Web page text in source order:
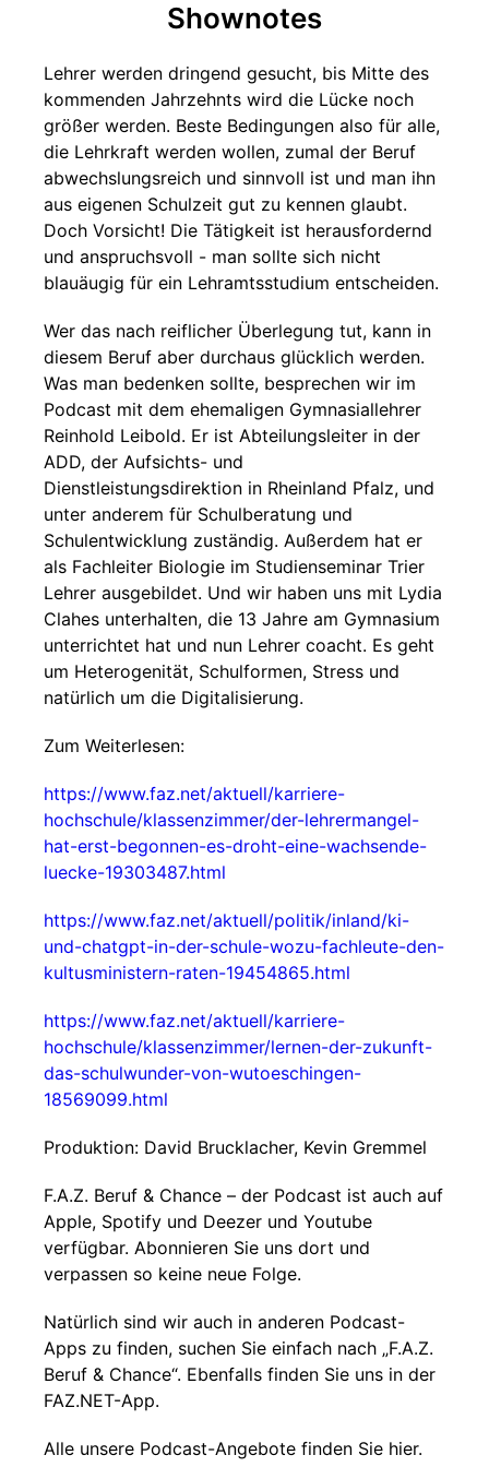
Shownotes
Lehrer werden dringend gesucht, bis Mitte des
kommenden Jahrzehnts wird die Lücke noch
größer werden. Beste Bedingungen also für alle,
die Lehrkraft werden wollen, zumal der Beruf
abwechslungsreich und sinnvoll ist und man ihn
aus eigenen Schulzeit gut zu kennen glaubt.
Doch Vorsicht! Die Tätigkeit ist herausfordernd
und anspruchsvoll - man sollte sich nicht
blauäugig für ein Lehramtsstudium entscheiden.
Wer das nach reiflicher Überlegung tut, kann in
diesem Beruf aber durchaus glücklich werden.
Was man bedenken sollte, besprechen wir im
Podcast mit dem ehemaligen Gymnasiallehrer
Reinhold Leibold. Er ist Abteilungsleiter in der
ADD, der Aufsichts- und
Dienstleistungsdirektion in Rheinland Pfalz, und
unter anderem für Schulberatung und
Schulentwicklung zuständig. Außerdem hat er
als Fachleiter Biologie im Studienseminar Trier
Lehrer ausgebildet. Und wir haben uns mit Lydia
Clahes unterhalten, die 13 Jahre am Gymnasium
unterrichtet hat und nun Lehrer coacht. Es geht
um Heterogenität, Schulformen, Stress und
natürlich um die Digitalisierung.
Zum Weiterlesen:
https://www.faz.net/aktuell/karriere-
hochschule/klassenzimmer/der-lehrermangel-
hat-erst-begonnen-es-droht-eine-wachsende-
luecke-19303487.html
https://www.faz.net/aktuell/politik/inland/ki-
und-chatgpt-in-der-schule-wozu-fachleute-den-
kultusministern-raten-19454865.html
https://www.faz.net/aktuell/karriere-
hochschule/klassenzimmer/lernen-der-zukunft-
das-schulwunder-von-wutoeschingen-
18569099.html
Produktion: David Brucklacher, Kevin Gremmel
F.A.Z. Beruf & Chance – der Podcast ist auch auf
Apple, Spotify und Deezer und Youtube
verfügbar. Abonnieren Sie uns dort und
verpassen so keine neue Folge.
Natürlich sind wir auch in anderen Podcast-
Apps zu finden, suchen Sie einfach nach „F.A.Z.
Beruf & Chance“. Ebenfalls finden Sie uns in der
FAZ.NET-App.
Alle unsere Podcast-Angebote finden Sie hier.